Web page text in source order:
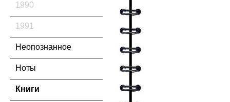
1990
1991
Неопознанное
Ноты
Книги